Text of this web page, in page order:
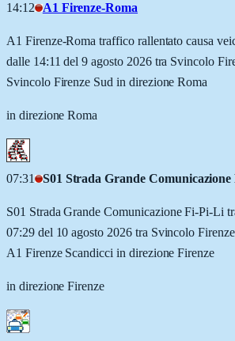
14:12 A1 Firenze-Roma
A1 Firenze-Roma traffico rallentato causa
dalle 14:11 del 9 agosto 2026 tra Svincolo
Svincolo Firenze Sud in direzione Roma
in direzione Roma
07:31 S01 Strada Grande
S01 Strada Grande Comunicazione Fi-Pi-Li
07:29 del 10 agosto 2026 tra Svincolo
A1 Firenze Scandicci in direzione Firenze
in direzione Firenze